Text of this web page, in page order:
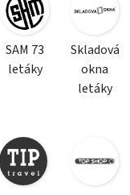
SAM 73
letáky
Skladová
okna
letáky